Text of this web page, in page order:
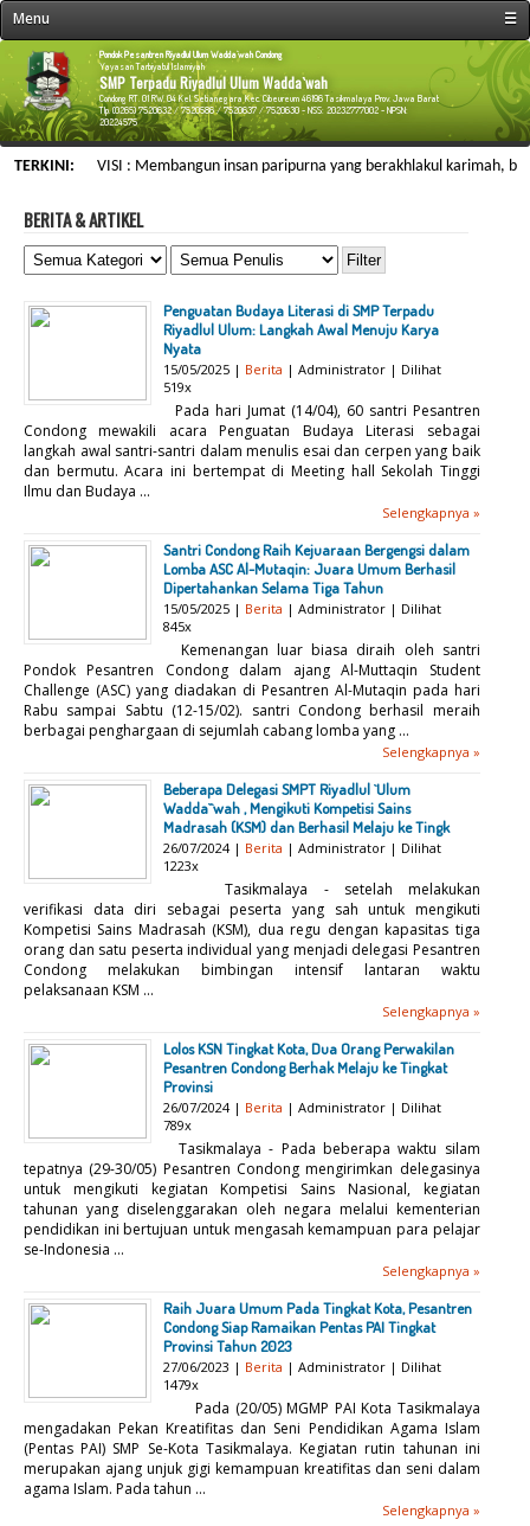
Menu
☰
« Beranda
Profil Sekolah
Fasilitas Sekolah
Kegiatan Sekolah
Data Personalia
Menu Siswa
Galeri & Arsip
Kontak Kami
Pondok Pesantren Riyadlul Ulum Wadda`wah Condong
Yayasan Tarbiyatul Islamiyah
SMP Terpadu Riyadlul Ulum Wadda`wah
Condong RT. 01 RW. 04 Kel. Setianegara Kec. Cibeureum 46196 Tasikmalaya Prov. Jawa Barat
Tlp. (0265) 7520632 / 7520586 / 7520637 / 7520630 - NSS: 20232777002 - NPSN:
20224575
TERKINI: VISI : Membangun insan paripurna yang berakhlakul karimah,
BERITA & ARTIKEL
Penguatan Budaya Literasi di SMP Terpadu
Riyadlul Ulum: Langkah Awal Menuju Karya
Nyata
15/05/2025 | Berita | Administrator | Dilihat
519x
Pada hari Jumat (14/04), 60 santri Pesantren
Condong mewakili acara Penguatan Budaya Literasi sebagai
langkah awal santri-santri dalam menulis esai dan cerpen yang baik
dan bermutu. Acara ini bertempat di Meeting hall Sekolah Tinggi
Ilmu dan Budaya ...
Selengkapnya »
Santri Condong Raih Kejuaraan Bergengsi dalam
Lomba ASC Al-Mutaqin: Juara Umum Berhasil
Dipertahankan Selama Tiga Tahun
15/05/2025 | Berita | Administrator | Dilihat
845x
Kemenangan luar biasa diraih oleh santri
Pondok Pesantren Condong dalam ajang Al-Muttaqin Student
Challenge (ASC) yang diadakan di Pesantren Al-Mutaqin pada hari
Rabu sampai Sabtu (12-15/02). santri Condong berhasil meraih
berbagai penghargaan di sejumlah cabang lomba yang ...
Selengkapnya »
Beberapa Delegasi SMPT Riyadlul `Ulum
Wadda``wah , Mengikuti Kompetisi Sains
Madrasah (KSM) dan Berhasil Melaju ke Tingk
26/07/2024 | Berita | Administrator | Dilihat
1223x
Tasikmalaya - setelah melakukan
verifikasi data diri sebagai peserta yang sah untuk mengikuti
Kompetisi Sains Madrasah (KSM), dua regu dengan kapasitas tiga
orang dan satu peserta individual yang menjadi delegasi Pesantren
Condong melakukan bimbingan intensif lantaran waktu
pelaksanaan KSM ...
Selengkapnya »
Lolos KSN Tingkat Kota, Dua Orang Perwakilan
Pesantren Condong Berhak Melaju ke Tingkat
Provinsi
26/07/2024 | Berita | Administrator | Dilihat
789x
Tasikmalaya - Pada beberapa waktu silam
tepatnya (29-30/05) Pesantren Condong mengirimkan delegasinya
untuk mengikuti kegiatan Kompetisi Sains Nasional, kegiatan
tahunan yang diselenggarakan oleh negara melalui kementerian
pendidikan ini bertujuan untuk mengasah kemampuan para pelajar
se-Indonesia ...
Selengkapnya »
Raih Juara Umum Pada Tingkat Kota, Pesantren
Condong Siap Ramaikan Pentas PAI Tingkat
Provinsi Tahun 2023
27/06/2023 | Berita | Administrator | Dilihat
1479x
Pada (20/05) MGMP PAI Kota Tasikmalaya
mengadakan Pekan Kreatifitas dan Seni Pendidikan Agama Islam
(Pentas PAI) SMP Se-Kota Tasikmalaya. Kegiatan rutin tahunan ini
merupakan ajang unjuk gigi kemampuan kreatifitas dan seni dalam
agama Islam. Pada tahun ...
Selengkapnya »